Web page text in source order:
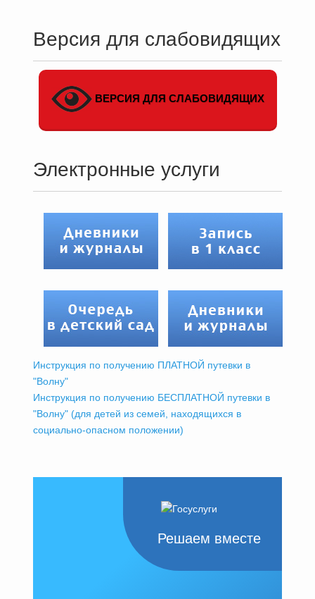
Версия для слабовидящих
ВЕРСИЯ ДЛЯ СЛАБОВИДЯЩИХ
Электронные услуги
Инструкция по получению ПЛАТНОЙ путевки в
"Волну"
Инструкция по получению БЕСПЛАТНОЙ путевки в
"Волну" (для детей из семей, находящихся в
социально-опасном положении)
Решаем вместе